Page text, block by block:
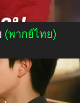
(พากย์ไทย)